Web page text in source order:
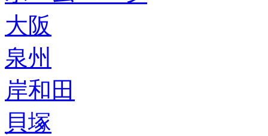
大阪
泉州
岸和田
貝塚